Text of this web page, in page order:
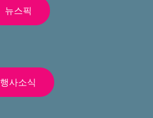
뉴스픽
행사소식